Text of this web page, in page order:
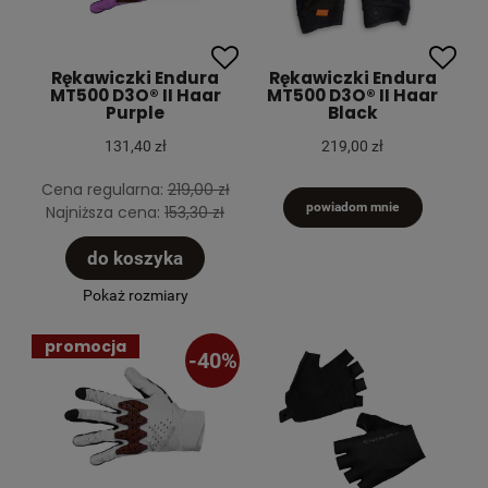
Rękawiczki Endura
MT500 D3O® II Haar
Purple
131,40 zł
Cena regularna:219,00 zł
Najniższa cena:153,30 zł
do koszyka
Pokaż rozmiary
Rękawiczki Endura
MT500 D3O® II Haar
Black
219,00 zł
powiadom mnie
promocja
-40%